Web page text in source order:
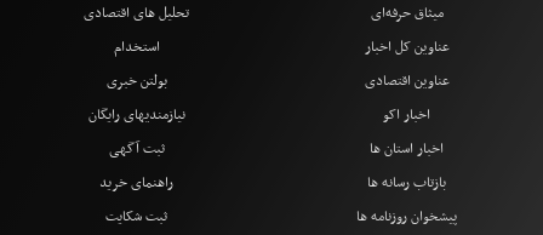
میثاق حرفه‌ای
تحلیل های اقتصادی
عناوین کل اخبار
عناوین اقتصادی
اخبار اکو
اخبار استان ها
بازتاب رسانه ها
پیشخوان روزنامه ها
استخدام
بولتن خبری
نیازمندیهای رایگان
ثبت آگهی
راهنمای خرید
ثبت شکایت